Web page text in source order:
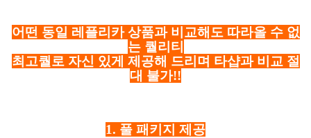
어떤 동일 레플리카 상품과 비교해도 따라올 수 없
는 퀄리티
최고퀄로 자신 있게 제공해 드리며 타샵과 비교 절
대 불가!!
1. 풀 패키지 제공